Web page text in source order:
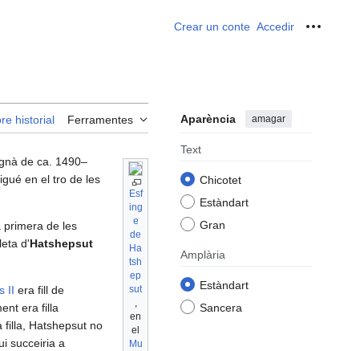
Crear un conte Accedir
historial Ferramentes Aparència amagar
Text
Chicotet
Estàndart
Gran
Amplària
Estàndart
Sancera
Esf
ing
e
de
Ha
tsh
ep
sut
,
en
el
Mu
de ca. 1490–
en el tro de les
primera de les
d'Hatshepsut
II era fill de
era filla
filla, Hatshepsut no
succeiria a